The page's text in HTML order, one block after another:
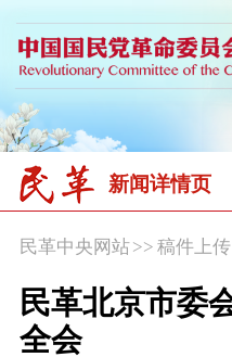
新闻详情页
民革中央网站>> 稿件上传
民革北京市委
全会